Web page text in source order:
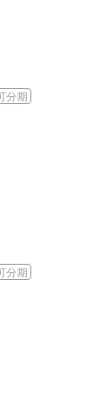
分期
分期